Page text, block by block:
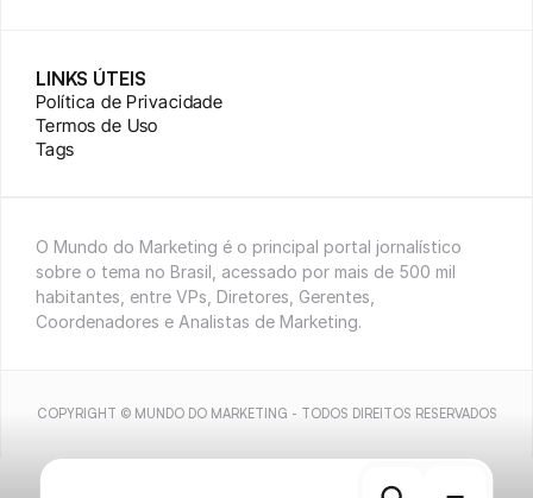
LINKS ÚTEIS
Política de Privacidade
Termos de Uso
Tags
O Mundo do Marketing é o principal portal jornalístico
sobre o tema no Brasil, acessado por mais de 500 mil
habitantes, entre VPs, Diretores, Gerentes,
Coordenadores e Analistas de Marketing.
COPYRIGHT © MUNDO DO MARKETING - TODOS DIREITOS RESERVADOS